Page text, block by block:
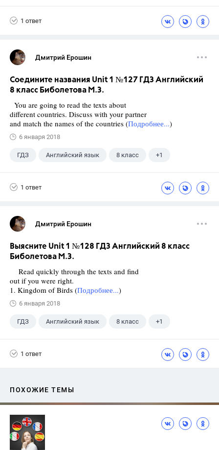
1 ответ
Дмитрий Ерошин
Соедините названия Unit 1 №127 ГДЗ Английский
8 класс Биболетова М.З.
You are going to read the texts about
different countries. Discuss with your partner
and match the names of the countries (Подробнее...)
6 января 2018
ГДЗ Английский язык 8 класс +1
1 ответ
Дмитрий Ерошин
Выясните Unit 1 №128 ГДЗ Английский 8 класс
Биболетова М.З.
Read quickly through the texts and find
out if you were right.
1. Kingdom of Birds (Подробнее...)
6 января 2018
ГДЗ Английский язык 8 класс +1
1 ответ
ПОХОЖИЕ ТЕМЫ